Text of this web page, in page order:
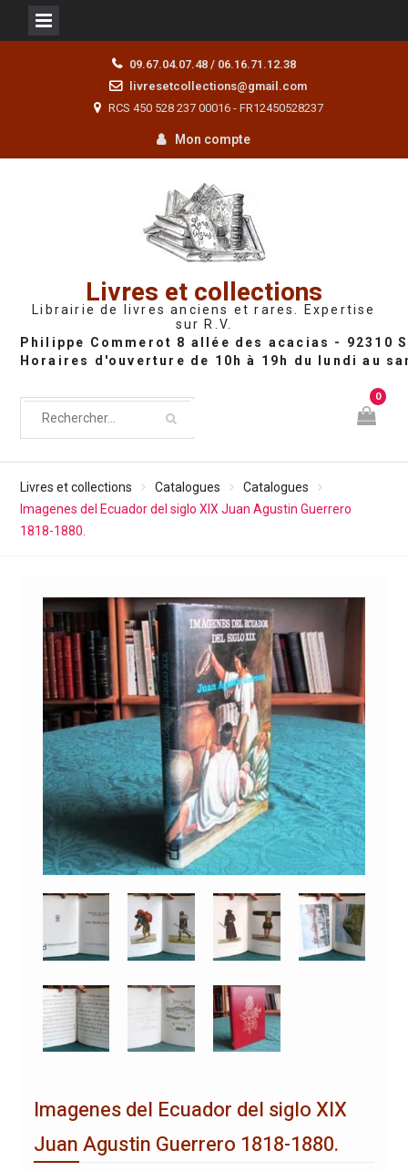
09.67.04.07.48 / 06.16.71.12.38
livresetcollections@gmail.com
RCS 450 528 237 00016 - FR12450528237
Mon compte
Livres et collections
Librairie de livres anciens et rares. Expertise
sur R.V.
0
Livres et collections Catalogues
Catalogues
Imagenes del Ecuador del siglo XIX Juan Agustin Guerrero
1818-1880.
Imagenes del Ecuador del siglo XIX
Juan Agustin Guerrero 1818-1880.